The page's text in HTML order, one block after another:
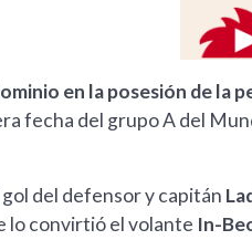
en la posesión de la
fecha del grupo A del
del defensor y capitán
lo convirtió el volante In-